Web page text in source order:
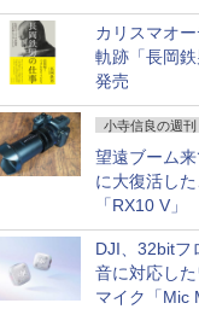
カリスマオ
軌跡「長岡
発売
小寺信良の週
望遠ブーム
に大復活し
「RX10 V」
DJI、32bitフ
音に対応し
マイク「Mic